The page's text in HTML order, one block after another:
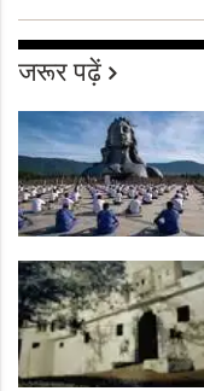
जरूर पढ़ें